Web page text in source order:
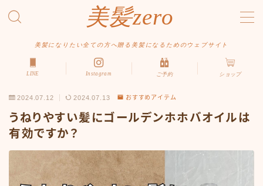
美髪zero
美髪になりたい全ての方へ贈る美髪になるためのウェブサイト
MENU
HOME
初めての方へ
メニュー・料金
アクセス・サロン情報
ご予約
お問い合わせ
LINE Instagram ご予約 ショップ
2024.07.12 2024.07.13 おすすめアイテム
うねりやすい髪にゴールデンホホバオイルは
有効ですか？